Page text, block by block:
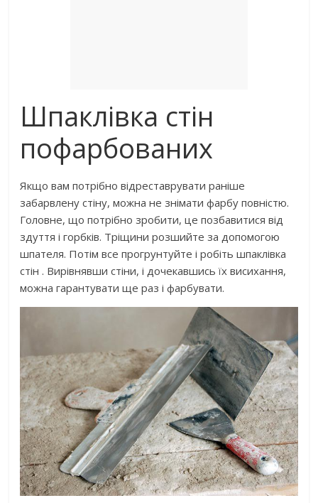
Шпаклівка стін
пофарбованих
Якщо вам потрібно відреставрувати раніше
забарвлену стіну, можна не знімати фарбу повністю.
Головне, що потрібно зробити, це позбавитися від
здуття і горбків. Тріщини розшийте за допомогою
шпателя. Потім все прогрунтуйте і робіть шпаклівка
стін . Вирівнявши стіни, і дочекавшись їх висихання,
можна гарантувати ще раз і фарбувати.